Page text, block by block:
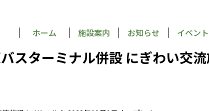
ホーム 施設案内 お知らせ イベント